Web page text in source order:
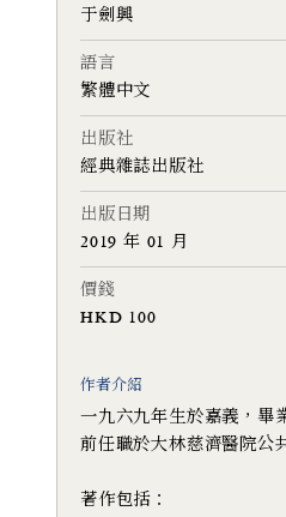
于劍興
語言
繁體中文
出版社
經典雜誌出版社
出版日期
2019 年 01 月
價錢
HKD 100
作者介紹
一九六九年生於嘉義，畢
前任職於大林慈濟醫院公
著作包括：